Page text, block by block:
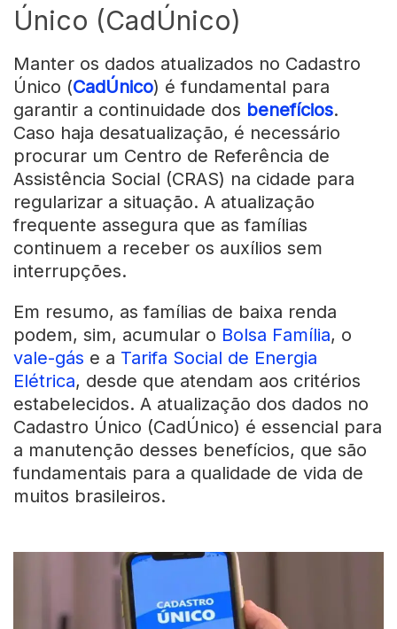
Único (CadÚnico)
Manter os dados atualizados no Cadastro
Único (CadÚnico) é fundamental para
garantir a continuidade dos benefícios.
Caso haja desatualização, é necessário
procurar um Centro de Referência de
Assistência Social (CRAS) na cidade para
regularizar a situação. A atualização
frequente assegura que as famílias
continuem a receber os auxílios sem
interrupções.
Em resumo, as famílias de baixa renda
podem, sim, acumular o Bolsa Família, o
vale-gás e a Tarifa Social de Energia
Elétrica, desde que atendam aos critérios
estabelecidos. A atualização dos dados no
Cadastro Único (CadÚnico) é essencial para
a manutenção desses benefícios, que são
fundamentais para a qualidade de vida de
muitos brasileiros.